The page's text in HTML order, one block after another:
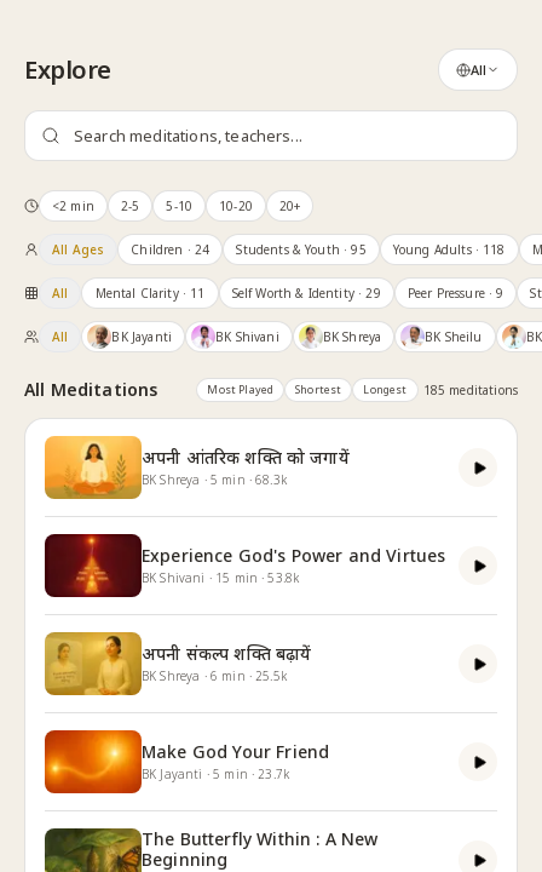
Explore All
<2 min 2-5 5-10 10-20 20+
All Ages Children · 24 Students & Youth · 95 Young Adults· 118
All Mental Clarity· 11 Self Worth & Identity· 29 Peer Pressure· 9
All BK Jayanti BK Shivani BK Shreya BK Sheilu
All Meditations Most Played Shortest Longest 185 meditations
अपनी आंतरिक शक्ति को जगायें
BK Shreya · 5 min ·68.3k
Experience God's Power and Virtues
BK Shivani · 15 min ·53.8k
अपनी संकल्प शक्ति बढ़ायें
BK Shreya · 6 min · 25.5k
Make God Your Friend
BK Jayanti ·5 min · 23.7k
The Butterfly Within : A New
Beginning